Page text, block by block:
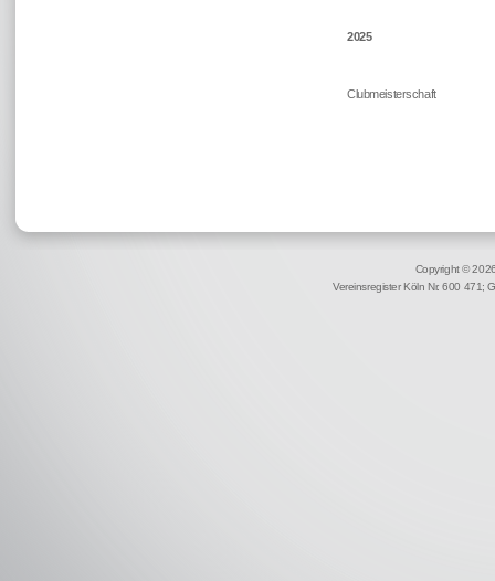
2025
Clubmeisterschaft
Copyright ©
Vereinsregister Köln Nr. 600 471;